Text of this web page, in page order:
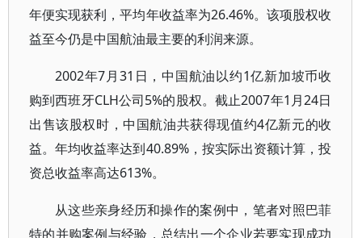
年便实现获利，平均年收益率为26.46%。该项股权收
益至今仍是中国航油最主要的利润来源。
2002年7月31日，中国航油以约1亿新加坡币收
购到西班牙CLH公司5%的股权。截止2007年1月24日
出售该股权时，中国航油共获得现值约4亿新元的收
益。年均收益率达到40.89%，按实际出资额计算，投
资总收益率高达613%。
从这些亲身经历和操作的案例中，笔者对照巴菲
特的并购案例与经验，总结出一个企业若要实现成功